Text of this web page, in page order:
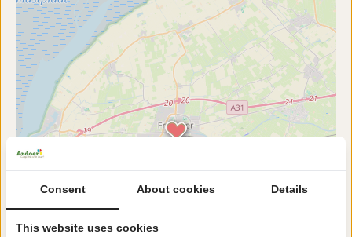
Consent About cookies Details
This website uses cookies